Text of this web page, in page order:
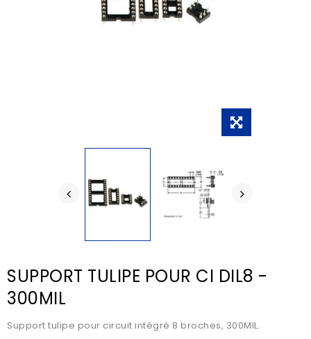
SUPPORT TULIPE POUR CI DIL8 -
300MIL
Support tulipe pour circuit intégré 8 broches, 300MIL.